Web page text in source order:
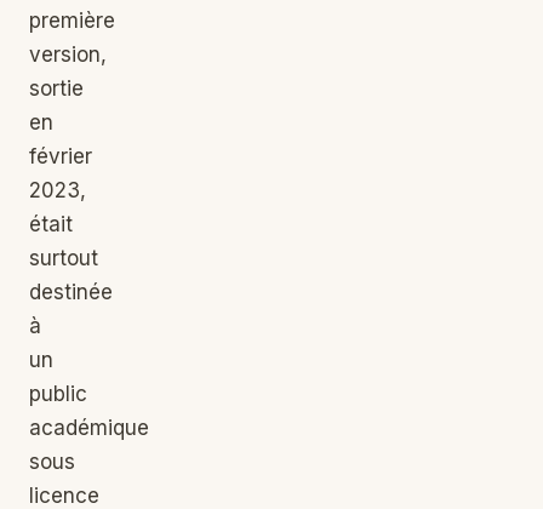
première
version,
sortie
en
février
2023,
était
surtout
destinée
à
un
public
académique
sous
licence